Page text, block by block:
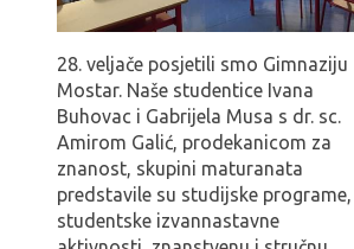
28. veljače posjetili smo Gimnaziju
Mostar. Naše studentice Ivana
Buhovac i Gabrijela Musa s dr. sc.
Amirom Galić, prodekanicom za
znanost, skupini maturanata
predstavile su studijske programe,
studentske izvannastavne